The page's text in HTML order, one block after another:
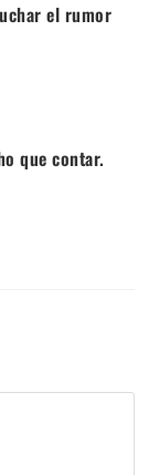
el rumor
que contar.